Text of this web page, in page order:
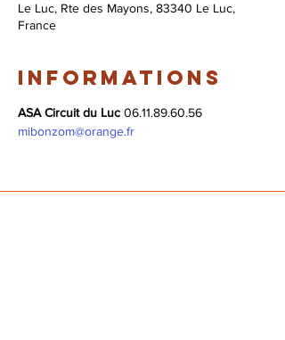
Le Luc, Rte des Mayons, 83340 Le Luc,
France
Informations
ASA Circuit du Luc 06.11.89.60.56
mibonzom@orange.fr